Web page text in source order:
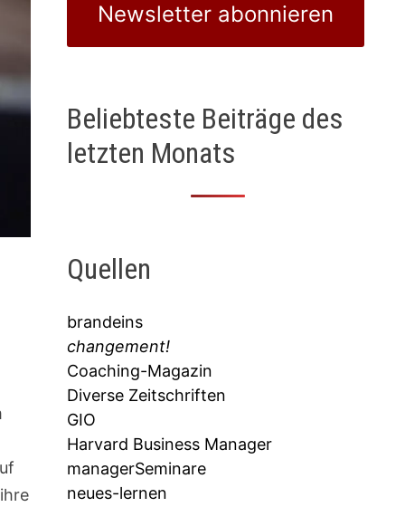
Newsletter abonnieren
Beliebteste Beiträge des
letzten Monats
Quellen
brandeins
changement!
Coaching-Magazin
Diverse Zeitschriften
GIO
Harvard Business Manager
managerSeminare
neues-lernen